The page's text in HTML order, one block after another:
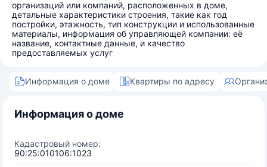
организаций или компаний, расположенных в доме,
детальные характеристики строения, такие как год
постройки, этажность, тип конструкции и использованные
материалы, информация об управляющей компании: её
название, контактные данные, и качество
предоставляемых услуг
Информация о доме Квартиры по адресу
Информация о доме
Кадастровый номер:
90:25:010106:1023